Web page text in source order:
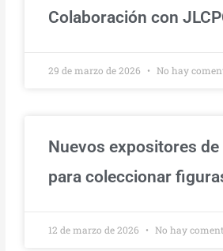
Colaboración con
29 de marzo de 2026 No hay
Nuevos expositores
para coleccionar
12 de marzo de 2026 No hay